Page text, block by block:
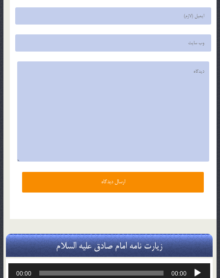
زیارت نامه امام صادق علیه السلام
پخش‌کننده
00:00
00:00